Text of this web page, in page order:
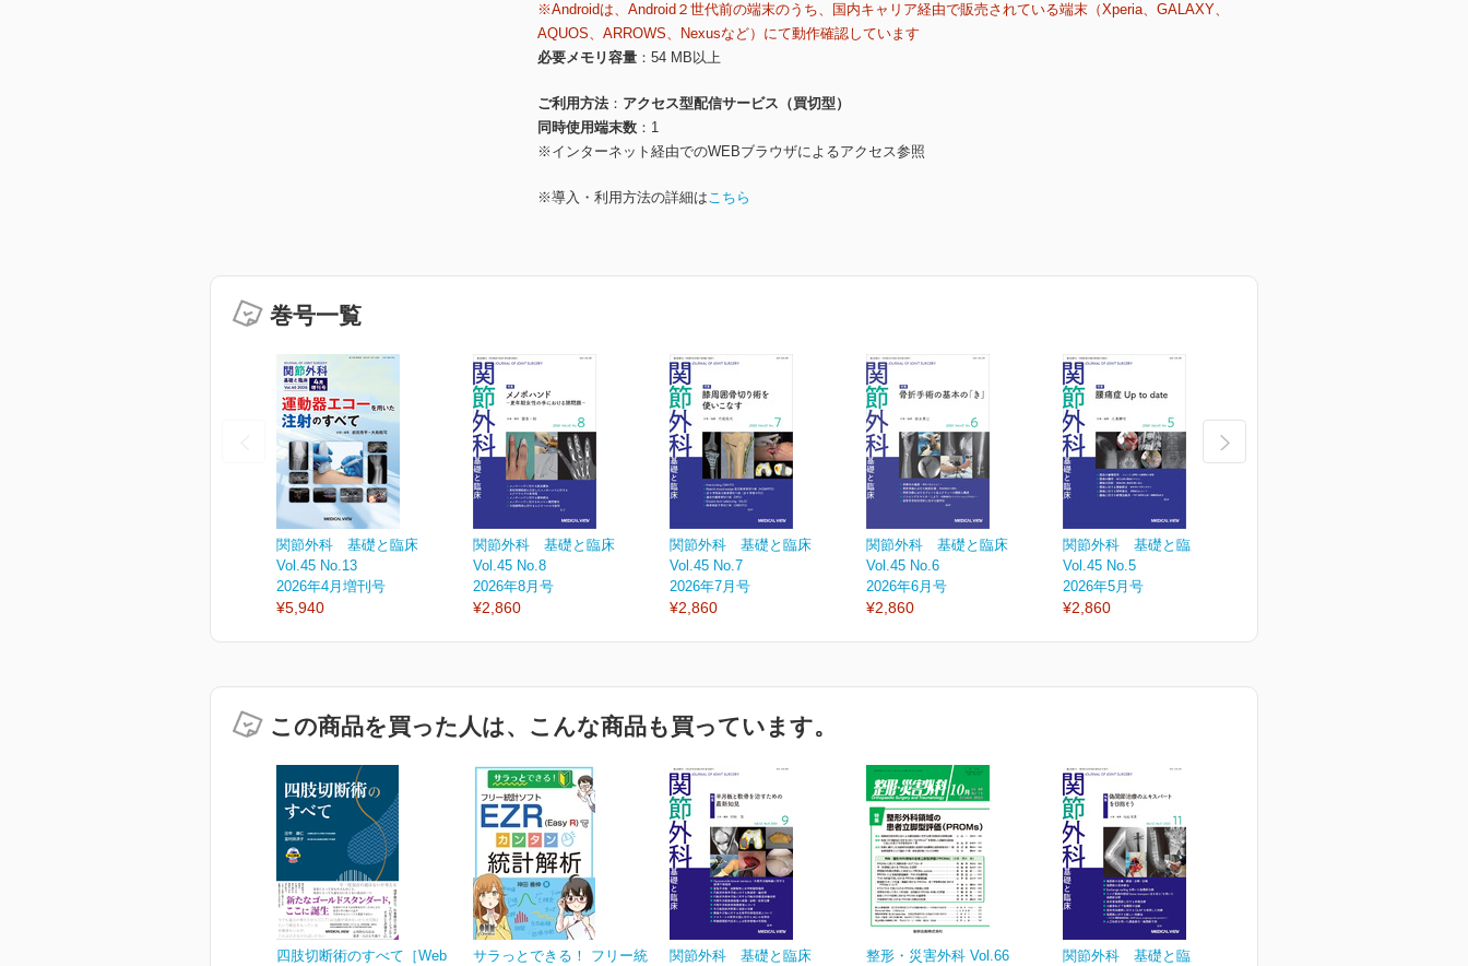
※Androidは、Android２世代前の端末のうち、国内キャリア経由で販売されている端末（Xperia、GALAXY、
AQUOS、ARROWS、Nexusなど）にて動作確認しています
必要メモリ容量
54 MB以上
ご利用方法
アクセス型配信サービス（買切型）
同時使用端末数
1
※インターネット経由でのWEBブラウザによるアクセス参照
※導入・利用方法の詳細はこちら
巻号一覧
関節外科 基礎と臨床
Vol.45 No.13
2026年4月増刊号
¥5,940
関節外科 基礎と臨床
Vol.45 No.8
2026年8月号
¥2,860
関節外科 基礎と臨床
Vol.45 No.7
2026年7月号
¥2,860
関節外科 基礎と臨床
Vol.45 No.6
2026年6月号
¥2,860
関節外科 基礎と臨床
Vol.45 No.5
2026年5月号
¥2,860
この商品を買った人は、こんな商品も買っています。
四肢切断術のすべて［Web
サラっとできる！ フリー統
関節外科 基礎と臨床
整形・災害外科 Vol.66
関節外科 基礎と臨床